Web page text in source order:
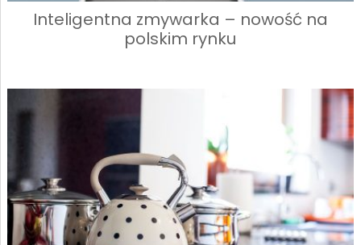
Inteligentna zmywarka – nowość na
polskim rynku